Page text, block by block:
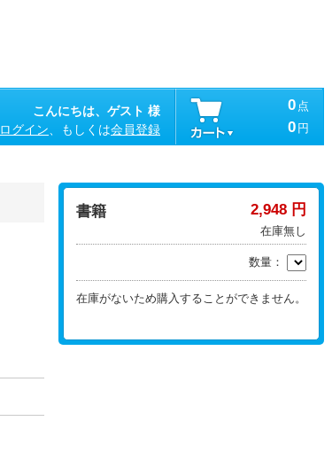
こんにちは、ゲスト 様
ログイン 、もしくは会員登録
0 点
0 円
書籍 2,948 円
在庫無し
数量：
在庫がないため購入することができません。